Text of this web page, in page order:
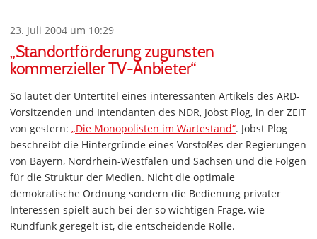
23. Juli 2004 um 10:29
„Standortförderung zugunsten
kommerzieller TV-Anbieter“
So lautet der Untertitel eines interessanten Artikels des ARD-
Vorsitzenden und Intendanten des NDR, Jobst Plog, in der ZEIT
von gestern: „Die Monopolisten im Wartestand“. Jobst Plog
beschreibt die Hintergründe eines Vorstoßes der Regierungen
von Bayern, Nordrhein-Westfalen und Sachsen und die Folgen
für die Struktur der Medien. Nicht die optimale
demokratische Ordnung sondern die Bedienung privater
Interessen spielt auch bei der so wichtigen Frage, wie
Rundfunk geregelt ist, die entscheidende Rolle.